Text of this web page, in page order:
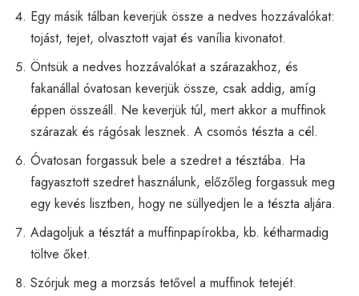
Egy másik tálban keverjük össze a nedves hozzávalókat:
tojást, tejet, olvasztott vajat és vanília kivonatot.
Öntsük a nedves hozzávalókat a szárazakhoz, és
fakanállal óvatosan keverjük össze, csak addig, amíg
éppen összeáll. Ne keverjük túl, mert akkor a muffinok
szárazak és rágósak lesznek. A csomós tészta a cél.
Óvatosan forgassuk bele a szedret a tésztába. Ha
fagyasztott szedret használunk, előzőleg forgassuk meg
egy kevés lisztben, hogy ne süllyedjen le a tészta aljára.
Adagoljuk a tésztát a muffinpapírokba, kb. kétharmadig
töltve őket.
Szórjuk meg a morzsás tetővel a muffinok tetejét.